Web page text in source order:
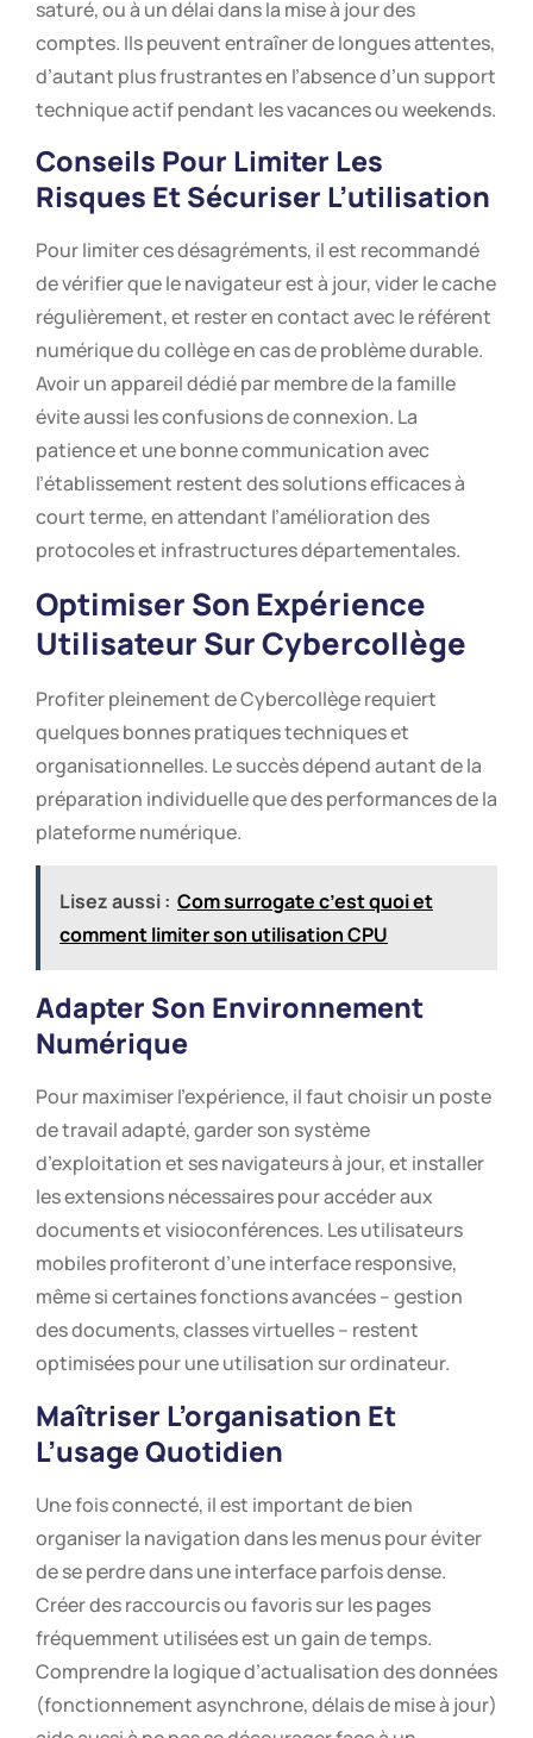
saturé, ou à un délai dans la mise à jour des
comptes. Ils peuvent entraîner de longues attentes,
d’autant plus frustrantes en l’absence d’un support
technique actif pendant les vacances ou weekends.
Conseils Pour Limiter Les
Risques Et Sécuriser L’utilisation
Pour limiter ces désagréments, il est recommandé
de vérifier que le navigateur est à jour, vider le cache
régulièrement, et rester en contact avec le référent
numérique du collège en cas de problème durable.
Avoir un appareil dédié par membre de la famille
évite aussi les confusions de connexion. La
patience et une bonne communication avec
l’établissement restent des solutions efficaces à
court terme, en attendant l’amélioration des
protocoles et infrastructures départementales.
Optimiser Son Expérience
Utilisateur Sur Cybercollège
Profiter pleinement de Cybercollège requiert
quelques bonnes pratiques techniques et
organisationnelles. Le succès dépend autant de la
préparation individuelle que des performances de la
plateforme numérique.
Lisez aussi : Com surrogate c’est quoi et
comment limiter son utilisation CPU
Adapter Son Environnement
Numérique
Pour maximiser l’expérience, il faut choisir un poste
de travail adapté, garder son système
d’exploitation et ses navigateurs à jour, et installer
les extensions nécessaires pour accéder aux
documents et visioconférences. Les utilisateurs
mobiles profiteront d’une interface responsive,
même si certaines fonctions avancées – gestion
des documents, classes virtuelles – restent
optimisées pour une utilisation sur ordinateur.
Maîtriser L’organisation Et
L’usage Quotidien
Une fois connecté, il est important de bien
organiser la navigation dans les menus pour éviter
de se perdre dans une interface parfois dense.
Créer des raccourcis ou favoris sur les pages
fréquemment utilisées est un gain de temps.
Comprendre la logique d’actualisation des données
(fonctionnement asynchrone, délais de mise à jour)